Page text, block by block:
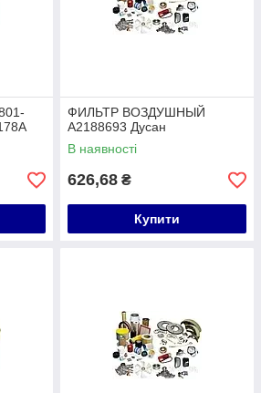
ФИЛЬТР ВОЗДУШНЫЙ
A2188693 Дусан
В наявності
626,68 ₴
Купити